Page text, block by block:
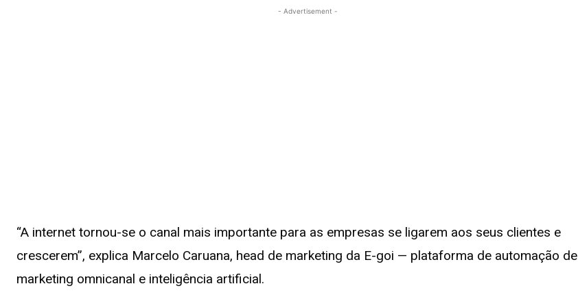
- Advertisement -
“A internet tornou-se o canal mais importante para as empresas se ligarem aos seus clientes e
crescerem”, explica Marcelo Caruana, head de marketing da E-goi — plataforma de automação de
marketing omnicanal e inteligência artificial.